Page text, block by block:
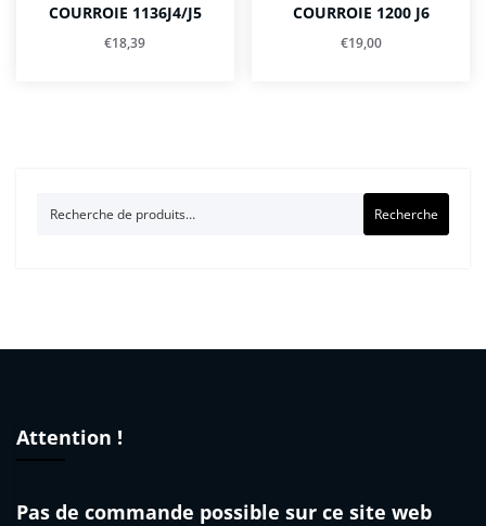
COURROIE 1136J4/J5
€18,39
COURROIE 1200 J6
€19,00
Recherche
Attention !
Pas de commande possible sur ce site web